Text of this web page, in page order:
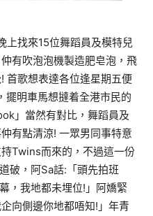
上找來15位舞蹈員及模特兒
有吹泡泡機製造肥皂泡，飛
首歌想表達各位逢星期五便
明車馬想撻着全港市民的
」當然有對比，舞蹈員及
有點清涼! 一眾男同事特意
Twins而來的，不過這一份
破，阿Sa話:「頭先拍班
，我地都未埋位!」阿嬌緊
向側邊你地都唔知!」年青